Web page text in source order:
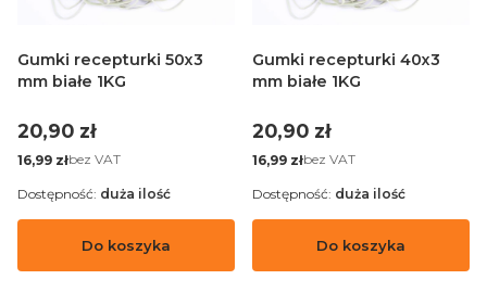
Gumki recepturki 50x3
mm białe 1KG
Cena
20,90 zł
Cena
16,99 złbez VAT
Do koszyka
Dostępność: duża ilość
Gumki recepturki 40x3
mm białe 1KG
Cena
20,90 zł
Cena
16,99 złbez VAT
Do koszyka
Dostępność: duża ilość